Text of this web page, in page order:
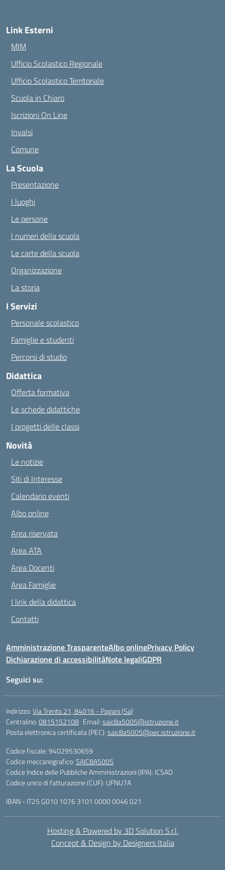
Link Esterni
MIM
Ufficio Scolastico Regionale
Ufficio Scolastico Territoriale
Scuola in Chiaro
Iscrizioni On Line
Invalsi
Comune
La Scuola
Presentazione
I luoghi
Le persone
I numeri della scuola
Le carte della scuola
Organizzazione
La storia
I Servizi
Personale scolastico
Famiglie e studenti
Percorsi di studio
Didattica
Offerta formativa
Le schede didattiche
I progetti delle classi
Novità
Le notizie
Siti di Interesse
Calendario eventi
Albo online
Area riservata
Area ATA
Area Docenti
Area Famiglie
I link della didattica
Contatti
Amministrazione TrasparenteAlbo onlinePrivacy Policy
Dichiarazione di accessibilitàNote legaliGDPR
Seguici su:
Indirizzo:Via Trento 21, 84016 - Pagani (Sa)
Centralino:0815152108 Email:saic8a5005@istruzione.it
Posta elettronica certificata (PEC):saic8a5005@pec.istruzione.it
Codice fiscale: 94029530659
Codice meccanografico:SAIC8A5005
Codice Indice delle Pubbliche Amministrazioni (IPA): ICSAD
Codice unico di fatturazione (CUF): UFNU7A
IBAN - IT25 G010 1076 3101 0000 0046 021
Hosting & Powered by 3D Solution S.r.l.
Concept & Design by Designers Italia